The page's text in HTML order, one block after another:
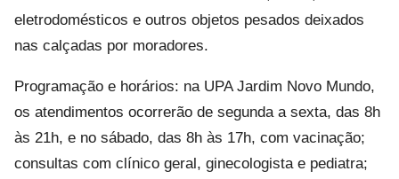
eletrodomésticos e outros objetos pesados deixados
nas calçadas por moradores.
Programação e horários: na UPA Jardim Novo Mundo,
os atendimentos ocorrerão de segunda a sexta, das 8h
às 21h, e no sábado, das 8h às 17h, com vacinação;
consultas com clínico geral, ginecologista e pediatra;